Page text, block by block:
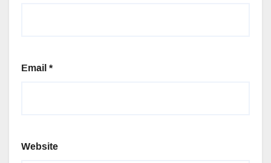
Email*
Website